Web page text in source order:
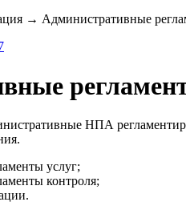
→ Административные
НПА
услуг;
контроля;